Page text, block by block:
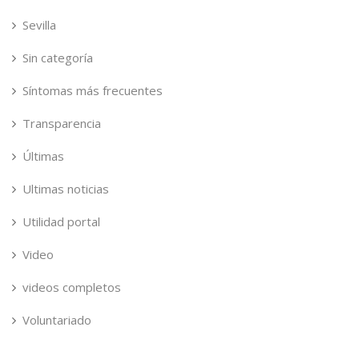
Sevilla
Sin categoría
Síntomas más frecuentes
Transparencia
Últimas
Ultimas noticias
Utilidad portal
Video
videos completos
Voluntariado